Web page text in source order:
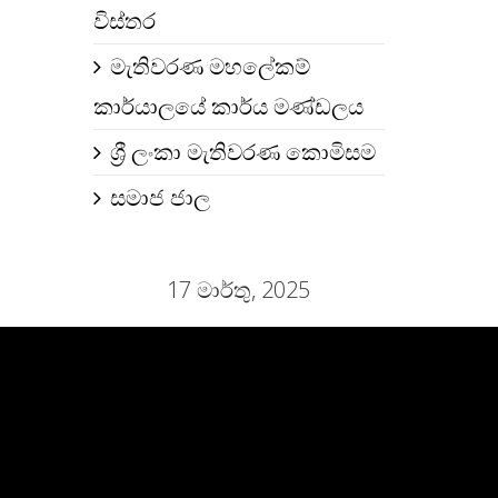
විස්තර
මැතිවරණ මහලේකම්
කාර්යාලයේ කාර්ය මණ්ඩලය
ශ්‍රී ලංකා මැතිවරණ කොමිසම
සමාජ ජාල
17 මාර්තු, 2025